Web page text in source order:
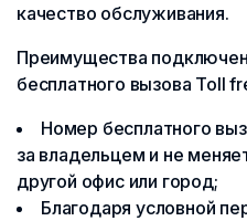
качество обслуживания.
Преимущества
бесплатного вызова Toll
Номер бесплатного
за владельцем и не
другой офис или город;
Благодаря условной